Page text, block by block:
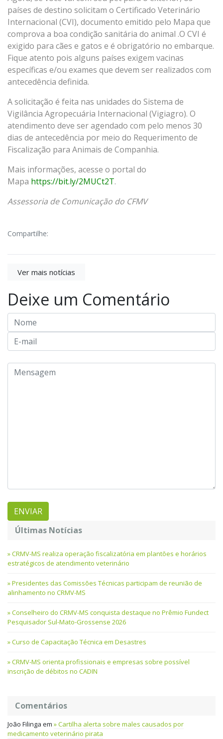
países de destino solicitam o Certificado Veterinário
Internacional (CVI), documento emitido pelo Mapa que
comprova a boa condição sanitária do animal .O CVI é
exigido para cães e gatos e é obrigatório no embarque.
Fique atento pois alguns países exigem vacinas
específicas e/ou exames que devem ser realizados com
antecedência definida.
A solicitação é feita nas unidades do Sistema de
Vigilância Agropecuária Internacional (Vigiagro). O
atendimento deve ser agendado com pelo menos 30
dias de antecedência por meio do Requerimento de
Fiscalização para Animais de Companhia.
Mais informações, acesse o portal do
Mapa https://bit.ly/2MUCt2T.
Assessoria de Comunicação do CFMV
Compartilhe:
Ver mais notícias
Deixe um Comentário
Últimas Notícias
CRMV-MS realiza operação fiscalizatória em plantões e horários
estratégicos de atendimento veterinário
Presidentes das Comissões Técnicas participam de reunião de
alinhamento no CRMV-MS
Conselheiro do CRMV-MS conquista destaque no Prêmio Fundect
Pesquisador Sul-Mato-Grossense 2026
Curso de Capacitação Técnica em Desastres
CRMV-MS orienta profissionais e empresas sobre possível
inscrição de débitos no CADIN
Comentários
João Filinga em
Cartilha alerta sobre males causados por
medicamento veterinário pirata